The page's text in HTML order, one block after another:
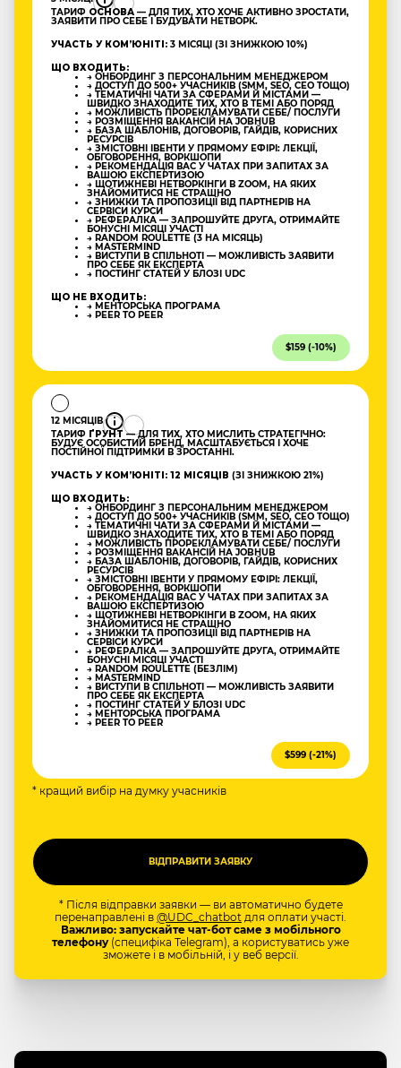
ТАРИФ ОСНОВА — ДЛЯ ТИХ, ХТО ХОЧЕ АКТИВНО ЗРОСТАТИ,
ЗАЯВИТИ ПРО СЕБЕ І БУДУВАТИ НЕТВОРК.
УЧАСТЬ У КОМʼЮНІТІ: 3 МІСЯЦІ (ЗІ ЗНИЖКОЮ 10%)
ЩО ВХОДИТЬ:
→ ОНБОРДИНГ З ПЕРСОНАЛЬНИМ МЕНЕДЖЕРОМ
→ ДОСТУП ДО 500+ УЧАСНИКІВ (SMM, SEO, CEO ТОЩО)
→ ТЕМАТИЧНІ ЧАТИ ЗА СФЕРАМИ Й МІСТАМИ —
ШВИДКО ЗНАХОДИТЕ ТИХ, ХТО В ТЕМІ АБО ПОРЯД
→ МОЖЛИВІСТЬ ПРОРЕКЛАМУВАТИ СЕБЕ/ ПОСЛУГИ
→ РОЗМІЩЕННЯ ВАКАНСІЙ НА JOBHUB
→ БАЗА ШАБЛОНІВ, ДОГОВОРІВ, ГАЙДІВ, КОРИСНИХ
РЕСУРСІВ
→ ЗМІСТОВНІ ІВЕНТИ У ПРЯМОМУ ЕФІРІ: ЛЕКЦІЇ,
ОБГОВОРЕННЯ, ВОРКШОПИ
→ РЕКОМЕНДАЦІЯ ВАС У ЧАТАХ ПРИ ЗАПИТАХ ЗА
ВАШОЮ ЕКСПЕРТИЗОЮ
→ ЩОТИЖНЕВІ НЕТВОРКІНГИ В ZOOM, НА ЯКИХ
ЗНАЙОМИТИСЯ НЕ СТРАШНО
→ ЗНИЖКИ ТА ПРОПОЗИЦІЇ ВІД ПАРТНЕРІВ НА
СЕРВІСИ КУРСИ
→ РЕФЕРАЛКА — ЗАПРОШУЙТЕ ДРУГА, ОТРИМАЙТЕ
БОНУСНІ МІСЯЦІ УЧАСТІ
→ RANDOM ROULETTE (3 НА МІСЯЦЬ)
→ MASTERMIND
→ ВИСТУПИ В СПІЛЬНОТІ — МОЖЛИВІСТЬ ЗАЯВИТИ
ПРО СЕБЕ ЯК ЕКСПЕРТА
→ ПОСТИНГ СТАТЕЙ У БЛОЗІ UDC
ЩО НЕ ВХОДИТЬ:
→ МЕНТОРСЬКА ПРОГРАМА
→ PEER TO PEER
$159 (-10%)
12 МІСЯЦІВ
ТАРИФ ҐРУНТ — ДЛЯ ТИХ, ХТО МИСЛИТЬ СТРАТЕГІЧНО:
БУДУЄ ОСОБИСТИЙ БРЕНД, МАСШТАБУЄТЬСЯ І ХОЧЕ
ПОСТІЙНОЇ ПІДТРИМКИ В ЗРОСТАННІ.
УЧАСТЬ У КОМʼЮНІТІ: 12 МІСЯЦІВ (ЗІ ЗНИЖКОЮ 21%)
ЩО ВХОДИТЬ:
→ ОНБОРДИНГ З ПЕРСОНАЛЬНИМ МЕНЕДЖЕРОМ
→ ДОСТУП ДО 500+ УЧАСНИКІВ (SMM, SEO, CEO ТОЩО)
→ ТЕМАТИЧНІ ЧАТИ ЗА СФЕРАМИ Й МІСТАМИ —
ШВИДКО ЗНАХОДИТЕ ТИХ, ХТО В ТЕМІ АБО ПОРЯД
→ МОЖЛИВІСТЬ ПРОРЕКЛАМУВАТИ СЕБЕ/ ПОСЛУГИ
→ РОЗМІЩЕННЯ ВАКАНСІЙ НА JOBHUB
→ БАЗА ШАБЛОНІВ, ДОГОВОРІВ, ГАЙДІВ, КОРИСНИХ
РЕСУРСІВ
→ ЗМІСТОВНІ ІВЕНТИ У ПРЯМОМУ ЕФІРІ: ЛЕКЦІЇ,
ОБГОВОРЕННЯ, ВОРКШОПИ
→ РЕКОМЕНДАЦІЯ ВАС У ЧАТАХ ПРИ ЗАПИТАХ ЗА
ВАШОЮ ЕКСПЕРТИЗОЮ
→ ЩОТИЖНЕВІ НЕТВОРКІНГИ В ZOOM, НА ЯКИХ
ЗНАЙОМИТИСЯ НЕ СТРАШНО
→ ЗНИЖКИ ТА ПРОПОЗИЦІЇ ВІД ПАРТНЕРІВ НА
СЕРВІСИ КУРСИ
→ РЕФЕРАЛКА — ЗАПРОШУЙТЕ ДРУГА, ОТРИМАЙТЕ
БОНУСНІ МІСЯЦІ УЧАСТІ
→ RANDOM ROULETTE (БЕЗЛІМ)
→ MASTERMIND
→ ВИСТУПИ В СПІЛЬНОТІ — МОЖЛИВІСТЬ ЗАЯВИТИ
ПРО СЕБЕ ЯК ЕКСПЕРТА
→ ПОСТИНГ СТАТЕЙ У БЛОЗІ UDC
→ МЕНТОРСЬКА ПРОГРАМА
→ PEER TO PEER
$599 (-21%)
* кращий вибір на думку учасників
* Після відправки заявки — ви автоматично будете
перенаправлені в @UDC_chatbot для оплати участі.
Важливо: запускайте чат-бот саме з мобільного
телефону(специфіка Telegram), а користуватись уже
зможете і в мобільній, і у веб версії.